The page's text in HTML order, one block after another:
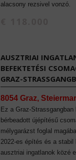
alacsony rezsivel vonzó.
AUSZTRIAI
BEFEKTETÉSI
GRAZ-
8054 Graz,
Ez a Graz-
bérbeadott újépítésű
mélygarázst foglal
2022-es építés és a stabil
ausztriai ingatlanok közé